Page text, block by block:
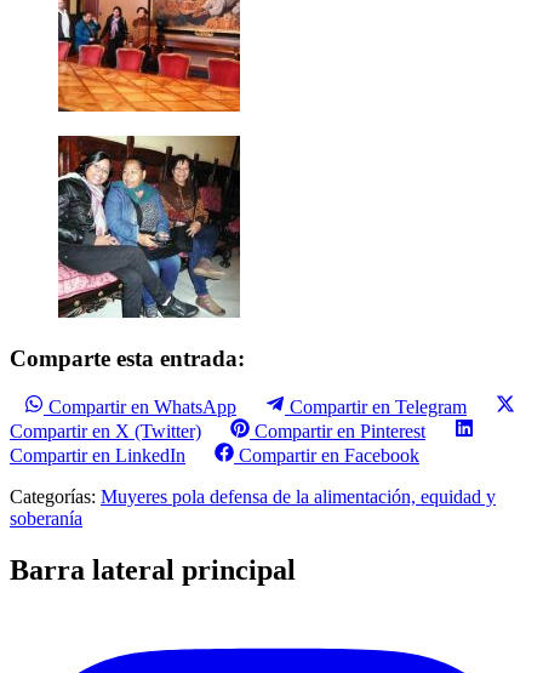
Comparte esta entrada:
Compartir en WhatsApp
Compartir en Telegram
Compartir en X (Twitter)
Compartir en Pinterest
Compartir en LinkedIn
Compartir en Facebook
Categorías: Muyeres pola defensa de la alimentación, equidad y
soberanía
Barra lateral principal